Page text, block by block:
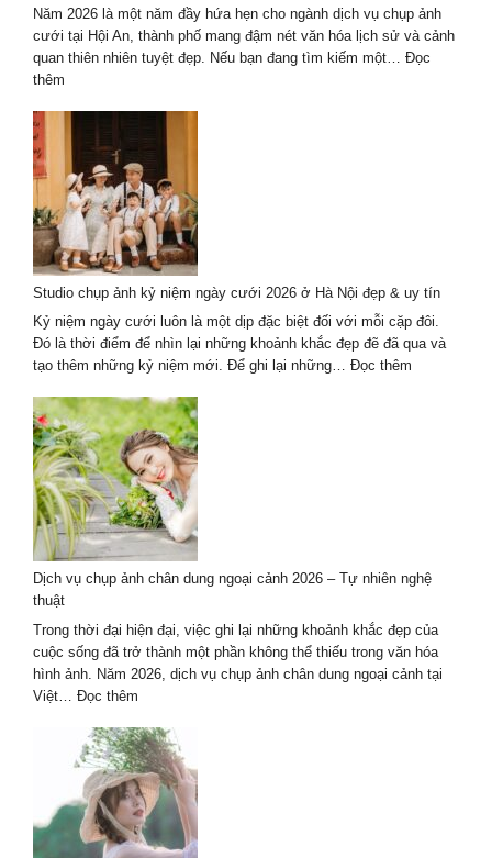
trọn
gói
–
Năm 2026 là một năm đầy hứa hẹn cho ngành dịch vụ chụp ảnh
cưới tại Hội An, thành phố mang đậm nét văn hóa lịch sử và cảnh
quan thiên nhiên tuyệt đẹp. Nếu bạn đang tìm kiếm một… Đọc
thêm
Top
Studio
Chụp
Ảnh
Cưới
Hội
An
2026
Mới
Nhất
Studio chụp ảnh kỷ niệm ngày cưới 2026 ở Hà Nội đẹp & uy tín
Kỷ niệm ngày cưới luôn là một dịp đặc biệt đối với mỗi cặp đôi.
Đó là thời điểm để nhìn lại những khoảnh khắc đẹp đẽ đã qua và
tạo thêm những kỷ niệm mới. Để ghi lại những… Đọc thêm
Hà
đẹp
&
uy
Dịch vụ chụp ảnh chân dung ngoại cảnh 2026 – Tự nhiên nghệ
thuật
Trong thời đại hiện đại, việc ghi lại những khoảnh khắc đẹp của
cuộc sống đã trở thành một phần không thể thiếu trong văn hóa
hình ảnh. Năm 2026, dịch vụ chụp ảnh chân dung ngoại cảnh tại
Việt… Đọc thêm
vụ
chụp
ảnh
chân
dung
ngoại